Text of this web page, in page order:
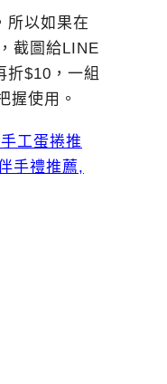
所以如果在
截圖給LINE
折$10，一組
握使用。